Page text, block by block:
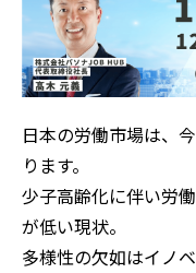
日本の労働市場は、
ります。
少子高齢化に伴い労
が低い現状。
多様性の欠如はイノ